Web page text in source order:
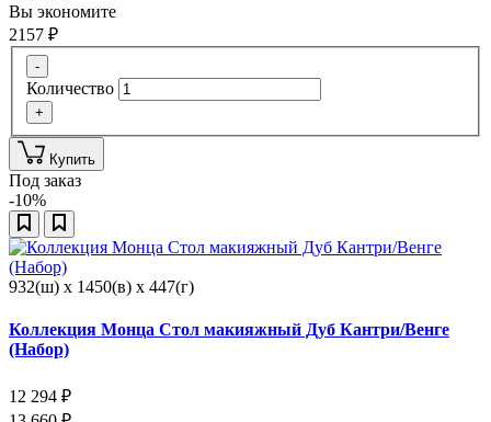
Вы экономите
2157 ₽
-
Количество
+
Купить
Под заказ
-10%
932(ш) x 1450(в) x 447(г)
Коллекция Монца Стол макияжный Дуб Кантри/Венге
(Набор)
12 294 ₽